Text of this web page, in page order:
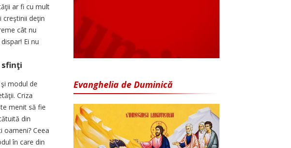
ar fi cu mult
creştinii deţin
cât nu
Ei nu
sfinţi
modul de
Criza
menit să fie
din
oameni? Ceea
în care din
Evanghelia de Duminică